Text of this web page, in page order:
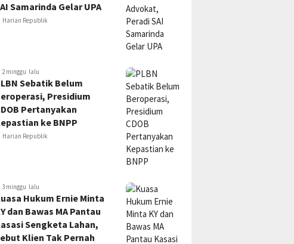
Samarinda Gelar UPA
Harian Republik
2 minggu lalu
Sebatik Belum
Presidium
Pertanyakan
ke BNPP
Harian Republik
3 minggu lalu
Hukum Ernie Minta
dan Bawas MA Pantau
Sengketa Lahan,
Klien Tak Pernah